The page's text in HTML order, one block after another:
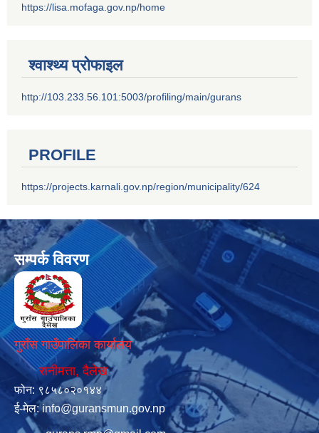
https://lisa.mofaga.gov.np/home
श्वाश्थ्य प्रोफाइल
http://103.233.56.101:5003/profiling/main/gurans
PROFILE
https://projects.karnali.gov.np/region/municipality/624
सम्पर्क विवरण
गुराँस गाउँपालिका कार्यालय
रानीमत्ता, दैलेख
फोन: ९८५८०२०१४४
ई-मेल:info@guransmun.gov.np